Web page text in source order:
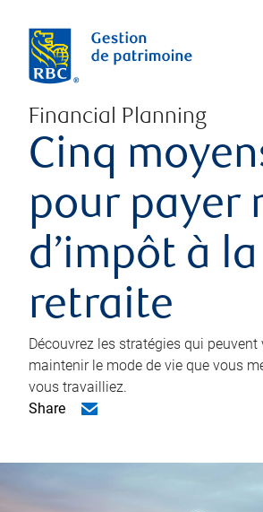
Financial Planning
Cinq
pour payer
d’impôt à la
retraite
Découvrez les stratégies qui peuvent
maintenir le mode de vie que vous
vous travailliez.
Share